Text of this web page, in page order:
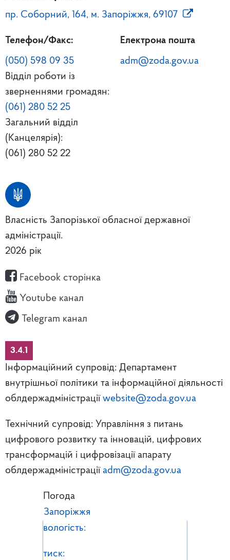
пр. Соборний, 164, м. Запоріжжя, 69107
Телефон/Факс:
(050) 598 09 35
Відділ роботи із
зверненнями громадян:
(061) 280 52 25
Загальний відділ
(Канцелярія):
(061) 280 52 22
Електрона пошта
adm@zoda.gov.ua
Власність Запорізької обласної державної
адміністрації.
2026 рік
Facebook сторінка
Youtube канал
Telegram канал
3.4.1
Інформаційний супровід: Департамент
внутрішньої політики та інформаційної діяльності
облдержадміністрації website@zoda.gov.ua
Технічний супровід: Управління з питань
цифрового розвитку та інновацій, цифрових
трансформацій і цифровізації апарату
облдержадміністрації adm@zoda.gov.ua
Погода
Запоріжжя
вологість:
тиск: